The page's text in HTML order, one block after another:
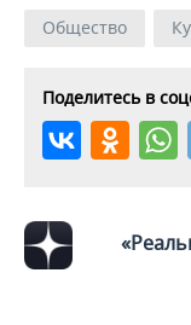
Общество
Поделитесь в